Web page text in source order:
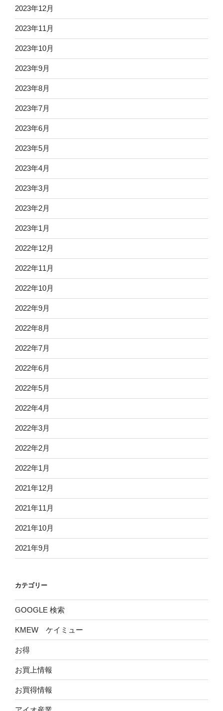
2023年12月
2023年11月
2023年10月
2023年9月
2023年8月
2023年7月
2023年6月
2023年5月
2023年4月
2023年3月
2023年2月
2023年1月
2022年12月
2022年11月
2022年10月
2022年9月
2022年8月
2022年7月
2022年6月
2022年5月
2022年4月
2022年3月
2022年2月
2022年1月
2021年12月
2021年11月
2021年10月
2021年9月
カテゴリー
GOOGLE 検索
KMEW ケイミュー
お得
お買上情報
お買得情報